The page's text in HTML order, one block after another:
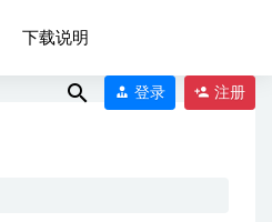
下载说明
登录 注册